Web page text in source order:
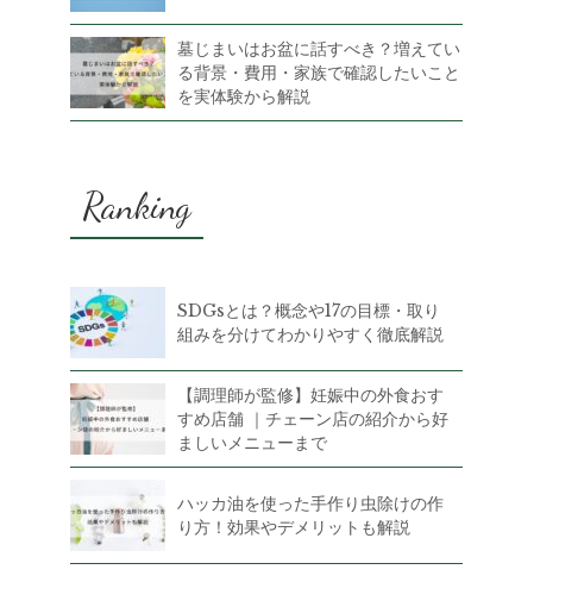
墓じまいはお盆に話すべき？増えてい
る背景・費用・家族で確認したいこと
を実体験から解説
Ranking
SDGsとは？概念や17の目標・取り
組みを分けてわかりやすく徹底解説
【調理師が監修】妊娠中の外食おす
すめ店舗 ｜チェーン店の紹介から好
ましいメニューまで
ハッカ油を使った手作り虫除けの作
り方！効果やデメリットも解説